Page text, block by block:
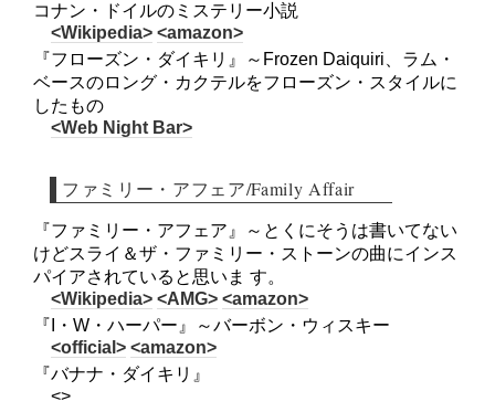
コナン・ドイルのミステリー小説
<Wikipedia> <amazon>
『フローズン・ダイキリ』～Frozen Daiquiri、ラム・
ベースのロング・カクテルをフローズン・スタイルに
したもの
<Web Night Bar>
ファミリー・アフェア/Family Affair
『ファミリー・アフェア』～とくにそうは書いてない
けどスライ＆ザ・ファミリー・ストーンの曲にインス
パイアされていると思いま す。
<Wikipedia> <AMG> <amazon>
『I・W・ハーパー』～バーボン・ウィスキー
<official> <amazon>
『バナナ・ダイキリ』
<>